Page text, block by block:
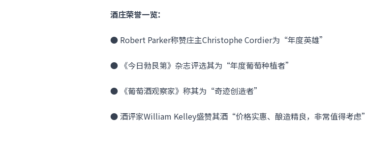
酒庄荣誉一览：
● Robert Parker称赞庄主Christophe Cordier为“年度英雄”
● 《今日勃艮第》杂志评选其为“年度葡萄种植者”
● 《葡萄酒观察家》称其为“奇迹创造者”
● 酒评家William Kelley盛赞其酒“价格实惠、酿造精良，非常值得考虑”